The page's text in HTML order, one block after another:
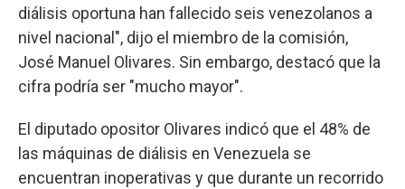
diálisis oportuna han fallecido seis venezolanos a
nivel nacional", dijo el miembro de la comisión,
José Manuel Olivares. Sin embargo, destacó que la
cifra podría ser "mucho mayor".
El diputado opositor Olivares indicó que el 48% de
las máquinas de diálisis en Venezuela se
encuentran inoperativas y que durante un recorrido